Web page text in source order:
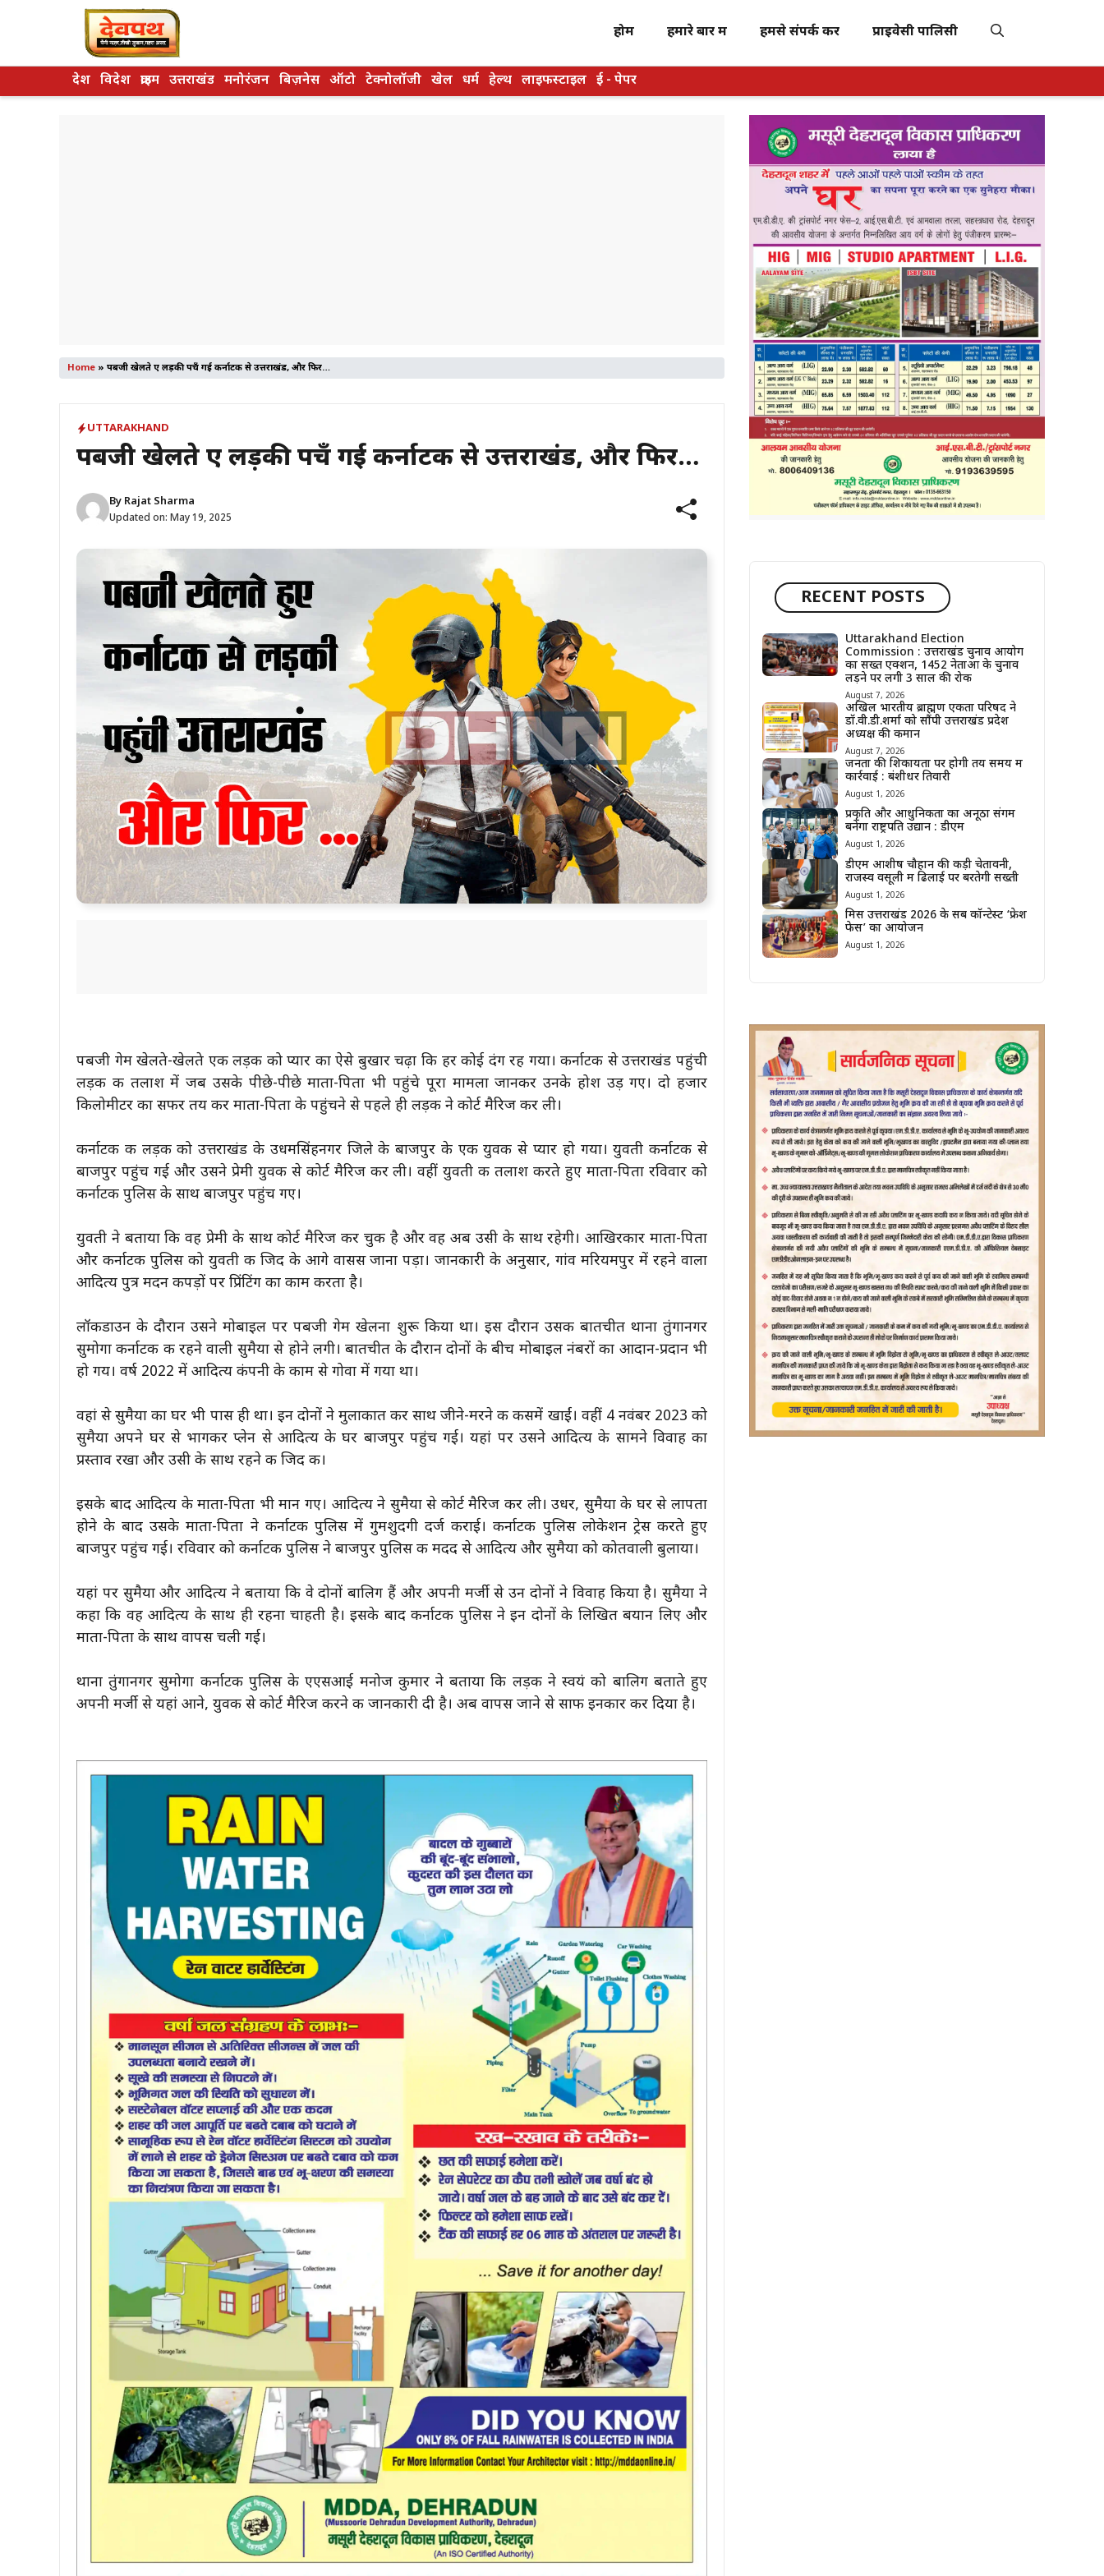
होम हमारे बारें में हमसे संपर्क करें प्राइवेसी पालिसी
देश विदेश क्राइम उत्तराखंड मनोरंजन बिज़नेस ऑटो टेक्नोलॉजी खेल धर्म हेल्थ लाइफस्टाइल ई - पेपर
Home » पबजी खेलते हुए लड़की पहुँच गई कर्नाटक से उत्तराखंड, और फिर…
UTTARAKHAND
पबजी खेलते हुए लड़की पहुँच गई कर्नाटक से उत्तराखंड, और फिर…
By Rajat Sharma
Updated on: May 19, 2025
पबजी गेम खेलते-खेलते एक लड़की को प्यार का ऐसे बुखार चढ़ा कि हर कोई दंग रह गया। कर्नाटक से उत्तराखंड पहुंची
लड़की की तलाश में जब उसके पीछे-पीछे माता-पिता भी पहुंचे पूरा मामला जानकर उनके होश उड़ गए। दो हजार
किलोमीटर का सफर तय कर माता-पिता के पहुंचने से पहले ही लड़की ने कोर्ट मैरिज कर ली।
कर्नाटक की लड़की को उत्तराखंड के उधमसिंहनगर जिले के बाजपुर के एक युवक से प्यार हो गया। युवती कर्नाटक से
बाजपुर पहुंच गई और उसने प्रेमी युवक से कोर्ट मैरिज कर ली। वहीं युवती की तलाश करते हुए माता-पिता रविवार को
कर्नाटक पुलिस के साथ बाजपुर पहुंच गए।
युवती ने बताया कि वह प्रेमी के साथ कोर्ट मैरिज कर चुकी है और वह अब उसी के साथ रहेगी। आखिरकार माता-पिता
और कर्नाटक पुलिस को युवती की जिद के आगे वासस जाना पड़ा। जानकारी के अनुसार, गांव मरियमपुर में रहने वाला
आदित्य पुत्र मदन कपड़ों पर प्रिंटिंग का काम करता है।
लॉकडाउन के दौरान उसने मोबाइल पर पबजी गेम खेलना शुरू किया था। इस दौरान उसकी बातचीत थाना तुंगानगर
सुमोगा कर्नाटक की रहने वाली सुमैया से होने लगी। बातचीत के दौरान दोनों के बीच मोबाइल नंबरों का आदान-प्रदान भी
हो गय। वर्ष 2022 में आदित्य कंपनी के काम से गोवा में गया था।
वहां से सुमैया का घर भी पास ही था। इन दोनों ने मुलाकात कर साथ जीने-मरने की कसमें खाईं। वहीं 4 नवंबर 2023 को
सुमैया अपने घर से भागकर प्लेन से आदित्य के घर बाजपुर पहुंच गई। यहां पर उसने आदित्य के सामने विवाह का
प्रस्ताव रखा और उसी के साथ रहने की जिद की।
इसके बाद आदित्य के माता-पिता भी मान गए। आदित्य ने सुमैया से कोर्ट मैरिज कर ली। उधर, सुमैया के घर से लापता
होने के बाद उसके माता-पिता ने कर्नाटक पुलिस में गुमशुदगी दर्ज कराई। कर्नाटक पुलिस लोकेशन ट्रेस करते हुए
बाजपुर पहुंच गई। रविवार को कर्नाटक पुलिस ने बाजपुर पुलिस की मदद से आदित्य और सुमैया को कोतवाली बुलाया।
यहां पर सुमैया और आदित्य ने बताया कि वे दोनों बालिग हैं और अपनी मर्जी से उन दोनों ने विवाह किया है। सुमैया ने
कहा कि वह आदित्य के साथ ही रहना चाहती है। इसके बाद कर्नाटक पुलिस ने इन दोनों के लिखित बयान लिए और
माता-पिता के साथ वापस चली गई।
थाना तुंगानगर सुमोगा कर्नाटक पुलिस के एएसआई मनोज कुमार ने बताया कि लड़की ने स्वयं को बालिग बताते हुए
अपनी मर्जी से यहां आने, युवक से कोर्ट मैरिज करने की जानकारी दी है। अब वापस जाने से साफ इनकार कर दिया है।
RECENT POSTS
Uttarakhand Election
Commission : उत्तराखंड चुनाव आयोग
का सख्त एक्शन, 1452 नेताओं के चुनाव
लड़ने पर लगी 3 साल की रोक
August 7, 2026
अखिल भारतीय ब्राह्मण एकता परिषद ने
डॉ.वी.डी.शर्मा को सौंपी उत्तराखंड प्रदेश
अध्यक्ष की कमान
August 7, 2026
जनता की शिकायतों पर होगी तय समय में
कार्रवाई : बंशीधर तिवारी
August 1, 2026
प्रकृति और आधुनिकता का अनूठा संगम
बनेगा राष्ट्रपति उद्यान : डीएम
August 1, 2026
डीएम आशीष चौहान की कड़ी चेतावनी,
राजस्व वसूली में ढिलाई पर बरतेगी सख्ती
August 1, 2026
मिस उत्तराखंड 2026 के सब कॉन्टेस्ट ‘फ्रेश
फेस’ का आयोजन
August 1, 2026